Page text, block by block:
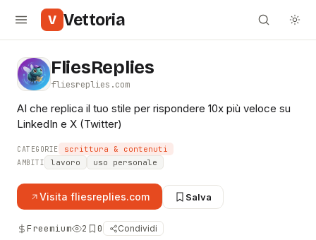
V Vettoria
FliesReplies
fliesreplies.com
AI che replica il tuo stile per rispondere 10x più veloce su
LinkedIn e X (Twitter)
CATEGORIE scrittura & contenuti
AMBITI lavoro uso personale
Visita fliesreplies.com Salva
Freemium 2 0 Condividi